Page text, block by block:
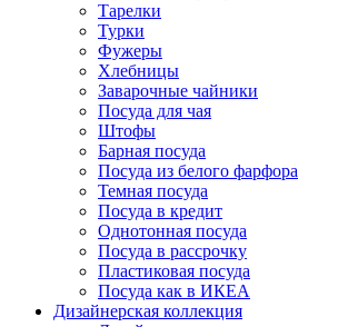
Тарелки
Турки
Фужеры
Хлебницы
Заварочные чайники
Посуда для чая
Штофы
Барная посуда
Посуда из белого фарфора
Темная посуда
Посуда в кредит
Однотонная посуда
Посуда в рассрочку
Пластиковая посуда
Посуда как в ИКЕА
Дизайнерская коллекция